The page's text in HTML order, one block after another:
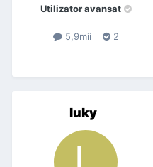
Utilizator avansat
5,9mii 2
luky